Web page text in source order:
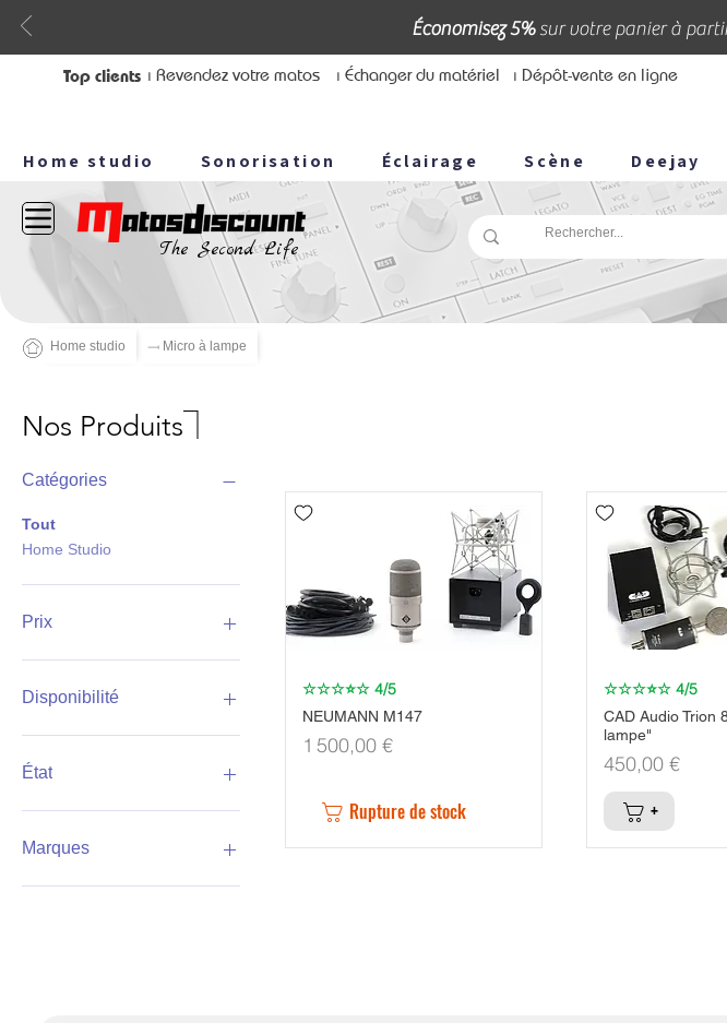
Économisez 5%sur votre panier à
Top clients ⏐ Revendez votre matos ⏐ Échanger du matériel ⏐ Dépôt-vente en ligne
Home studio Sonorisation Éclairage Scène Deejay
The Second Life
Nos Produits⏋
Catégories
Tout
Home Studio
Prix
450 €
Disponibilité
En stock
En rupture
État
Occasion
Marques
NEUMANN
Aperçu rapide
☆☆☆⭐☆ 4/5
NEUMANN M147
Prix
1 500,00 €
Rupture de stock
Aperçu
☆☆☆⭐☆ 4/5
CAD Audio Trion
lampe"
Prix
450,00 €
+
Home studio ⟞ Micro à lampe